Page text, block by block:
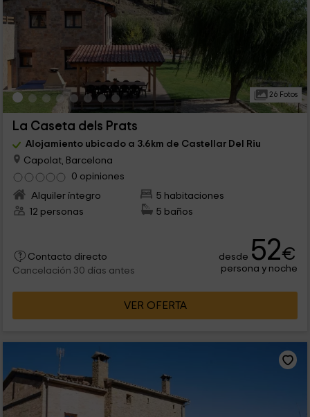
26 Fotos
La Caseta dels Prats
Alojamiento ubicado a 3.6km de Castellar Del Riu
Capolat, Barcelona
0 opiniones
Alquiler íntegro
5 habitaciones
12 personas
5 baños
Contacto directo
Cancelación 30 días antes
desde 52€
persona y noche
VER OFERTA